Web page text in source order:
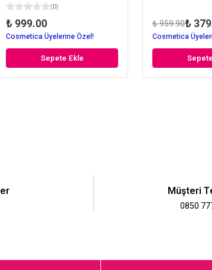
(0)
₺ 999.00
Cosmetica Üyelerine Özel!
Sepete Ekle
₺ 959.90₺
Cosmetica
Müşteri
0850